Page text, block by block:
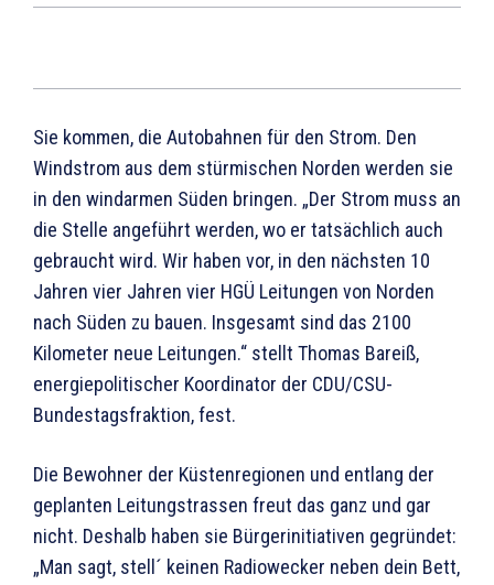
Sie kommen, die Autobahnen für den Strom. Den
Windstrom aus dem stürmischen Norden werden sie
in den windarmen Süden bringen. „Der Strom muss an
die Stelle angeführt werden, wo er tatsächlich auch
gebraucht wird. Wir haben vor, in den nächsten 10
Jahren vier Jahren vier HGÜ Leitungen von Norden
nach Süden zu bauen. Insgesamt sind das 2100
Kilometer neue Leitungen.“ stellt Thomas Bareiß,
energiepolitischer Koordinator der CDU/CSU-
Bundestagsfraktion, fest.
Die Bewohner der Küstenregionen und entlang der
geplanten Leitungstrassen freut das ganz und gar
nicht. Deshalb haben sie Bürgerinitiativen gegründet:
„Man sagt, stell´ keinen Radiowecker neben dein Bett,